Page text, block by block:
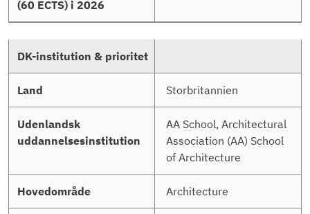
Storbritannien
AA School, Architectural
Association (AA) School
of Architecture
Architecture